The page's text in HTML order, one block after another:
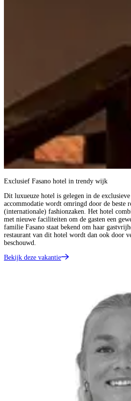
Exclusief Fasano hotel in trendy wijk
Dit luxueuze hotel is gelegen in de
accommodatie wordt omringd door de beste
(internationale) fashionzaken. Het hotel
met nieuwe faciliteiten om de gasten een
familie Fasano staat bekend om haar
restaurant van dit hotel wordt dan ook door
beschouwd.
Bekijk deze vakantie